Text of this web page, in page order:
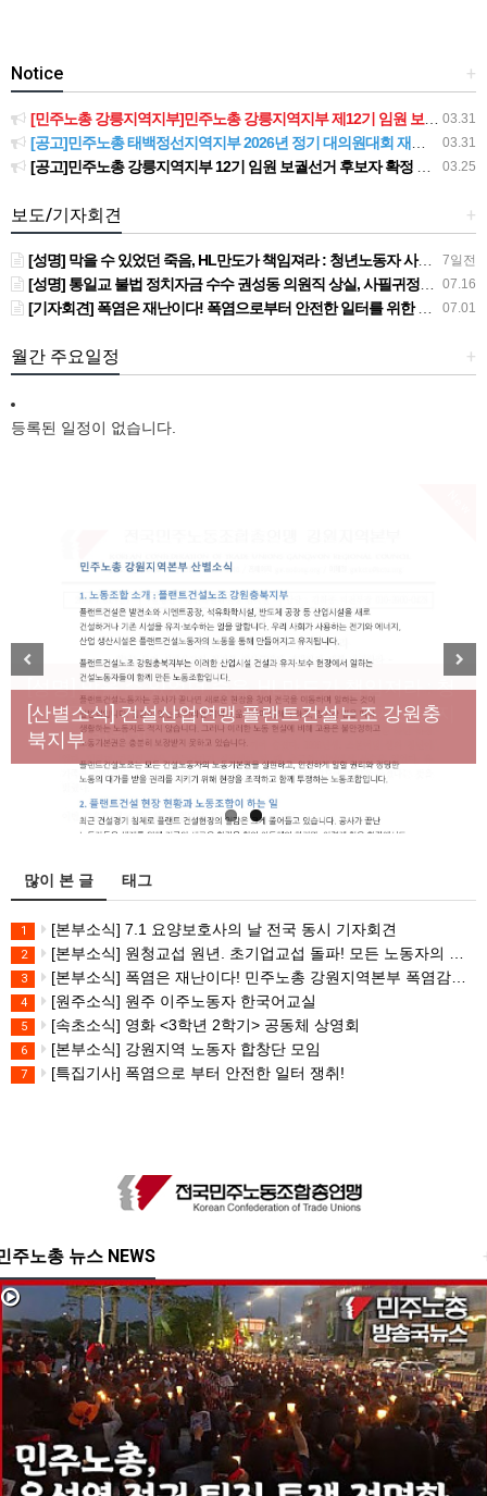
+
Notice
03.31
[민주노총 강릉지역지부]민주노총 강릉지역지부 제12기 임원 보궐선거결과 공고
03.31
[공고]민주노총 태백정선지역지부 2026년 정기 대의원대회 재소집 건
03.25
[공고]민주노총 강릉지역지부 12기 임원 보궐선거 후보자 확정 공고
+
보도/기자회견
7일전
[성명] 막을 수 있었던 죽음, HL만도가 책임져라 : 청년노동자 사망사고의 철저한 진상규명과 재발방지 대책 마련하라
07.16
[성명] 통일교 불법 정치자금 수수 권성동 의원직 상실, 사필귀정이다
07.01
[기자회견] 폭염은 재난이다! 폭염으로부터 안전한 일터를 위한 민주노총 강원지역본부 폭염감시단 선포 기자회견
+
월간 주요일정
등록된 일정이 없습니다.
[성명] 막을 수 있었던 죽음, HL만도가 책임져라 : 청
년노동자 사망사고의 철저한 진상규명과 재발방지
대책 마련하라
[산별소식] 건설산업연맹 플랜트건설노조 강원충
북지부
Previous Next
많이 본 글 태그
1 [본부소식] 7.1 요양보호사의 날 전국 동시 기자회견
2 [본부소식] 원청교섭 원년. 초기업교섭 돌파! 모든 노동자의 노동기본권 쟁취! 민주노총 7.15 총파업대회
3 [본부소식] 폭염은 재난이다! 민주노총 강원지역본부 폭염감시단 선포 기자회견
4 [원주소식] 원주 이주노동자 한국어교실
5 [속초소식] 영화 <3학년 2학기> 공동체 상영회
6 [본부소식] 강원지역 노동자 합창단 모임
7 [특집기사] 폭염으로 부터 안전한 일터 쟁취!
주노총 뉴스 NEWS